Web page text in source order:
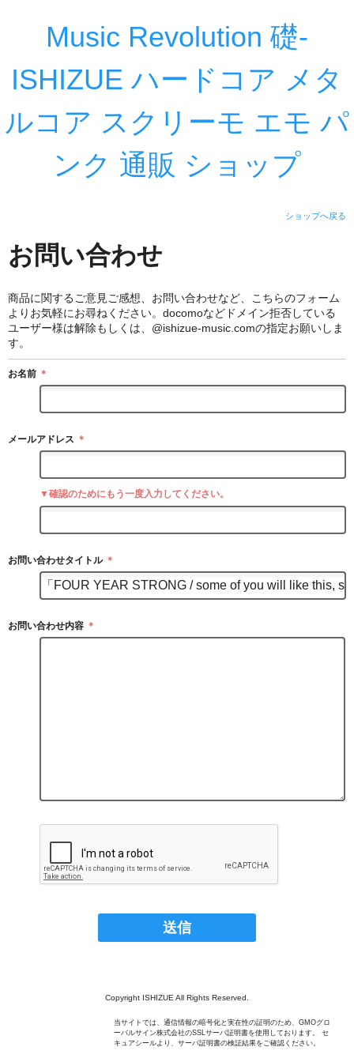
Music Revolution 礎-
ISHIZUE ハードコア メタ
ルコア スクリーモ エモ パ
ンク 通販 ショップ
ショップへ戻る
お問い合わせ
商品に関するご意見ご感想、お問い合わせなど、こちらのフォーム
よりお気軽にお尋ねください。docomoなどドメイン拒否している
ユーザー様は解除もしくは、@ishizue-music.comの指定お願いしま
す。
お名前 ＊
メールアドレス ＊
▼確認のためにもう一度入力してください。
お問い合わせタイトル ＊
お問い合わせ内容 ＊
Copyright ISHIZUE All Rights Reserved.
当サイトでは、通信情報の暗号化と実在性の証明のため、GMOグロ
ーバルサイン株式会社のSSLサーバ証明書を使用しております。 セ
キュアシールより、サーバ証明書の検証結果をご確認ください。